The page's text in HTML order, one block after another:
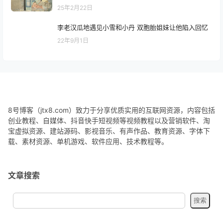
25年2月22日
李老汉瓜地遇见小雪和小丹 双胞胎姐妹让他陷入回忆
22年9月1日
8号博客（jtx8.com）致力于分享优质实用的互联网资源，内容包括
创业教程、自媒体、抖音快手短视频等视频教程以及营销软件、淘
宝虚拟资源、建站源码、影视音乐、有声作品、教育资源、字体下
载、素材资源、单机游戏、软件应用、技术教程等。
文章搜索